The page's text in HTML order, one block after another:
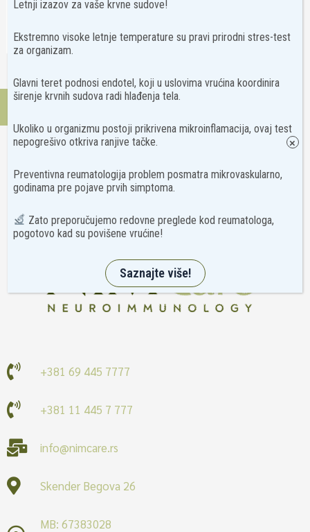
Virusologija
Kontakt
+381 69 445 7777
+381 11 445 7 777
info@nimcare.rs
Skender Begova 26
MB: 67383028
Letnji izazov za vaše krvne sudove!
Ekstremno visoke letnje temperature su pravi prirodni stres-test
za organizam.
Glavni teret podnosi endotel, koji u uslovima vrućina koordinira
širenje krvnih sudova radi hlađenja tela.
Ukoliko u organizmu postoji prikrivena mikroinflamacija, ovaj test
nepogrešivo otkriva ranjive tačke.
Preventivna reumatologija problem posmatra mikrovaskularno,
godinama pre pojave prvih simptoma.
Zato preporučujemo redovne preglede kod reumatologa,
pogotovo kad su povišene vrućine!
Saznajte više!
×